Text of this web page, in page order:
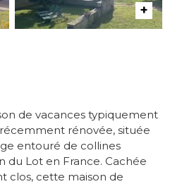
de vacances typiquement
rénovée, située
entouré de collines
du Lot en France. Cachée
clos, cette maison de